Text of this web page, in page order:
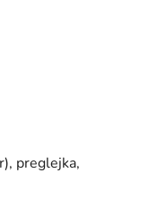
preglejka,